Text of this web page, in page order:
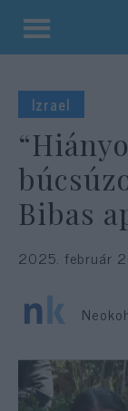
Kilépés
tartalomba
Izrael
Bibas
2025. február